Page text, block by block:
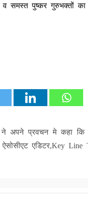
व समस्त पुष्कर गुरुभक्तों
ने अपने प्रवचन मे कहा
एडिटर,Key Line